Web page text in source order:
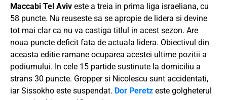
Maccabi Tel Aviv este a treia in prima liga israeliana, cu
58 puncte. Nu reuseste sa se apropie de lidera si devine
tot mai clar ca nu va castiga titlul in acest sezon. Are
noua puncte deficit fata de actuala lidera. Obiectivul din
aceasta editie ramane ocuparea acestei ultime pozitii a
podiumului. In cele 15 partide sustinute la domiciliu a
strans 30 puncte. Gropper si Nicolescu sunt accidentati,
iar Sissokho este suspendat. Dor Peretz este golgheterul